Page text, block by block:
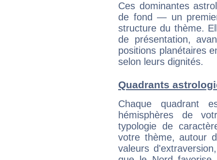
Ces dominantes
de fond — un
structure du thème.
de présentation,
positions planétaires
selon leurs dignités.
Quadrants
Chaque quadrant
hémisphères de
typologie de
votre thème, autour
valeurs